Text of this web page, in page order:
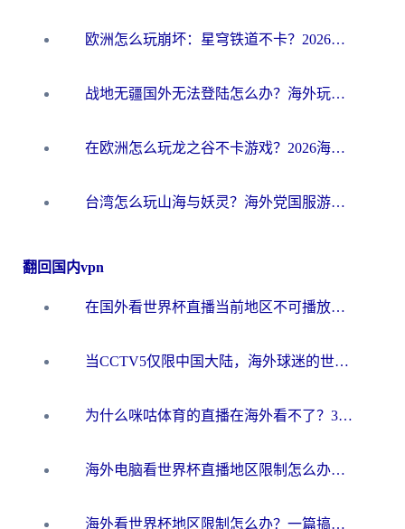
欧洲怎么玩崩坏：星穹铁道不卡？2026海外玩家国服游戏加速器终极攻略
战地无疆国外无法登陆怎么办？海外玩家国服畅玩终极指南（附欧服魔兽EVE加速方案）
在欧洲怎么玩龙之谷不卡游戏？2026海外党国服游戏加速全攻略
台湾怎么玩山海与妖灵？海外党国服游戏加速全攻略，告别延迟卡顿
翻回国内vpn
在国外看世界杯直播当前地区不可播放？海外党必看的回国加速全攻略
当CCTV5仅限中国大陆，海外球迷的世界杯狂欢如何继续？
为什么咪咕体育的直播在海外看不了？3步解决海外看世界杯+抖音地区限制难题
海外电脑看世界杯直播地区限制怎么办？你需要一个聪明的加速器
海外看世界杯地区限制怎么办？一篇搞定咪咕视频播放+国内资源无缝访问指南